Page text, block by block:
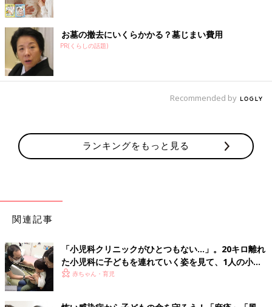
か、はたまた洗剤がいけないのか」…などいろいろ悩んでしまい
ました。
そんなときに尊敬する大先輩の小児科医に言われた言葉が忘れら
れません。
「頑張ったら頑張っただけ報われると思って過ごしてきた人は、
頑張ってしまう。ただ、子育てって思い通りにならないことが多
お母さんが多くいる。そのお母さんたちを支えるのが、子育ての
サポートの上でとても大切です」
た。
妹、ファミリーサポートの方、保健師さんに相談にのってもら
い、育児を乗りきってきました。
そして、今は子育て歴12年目を迎え、3人の母となり、思い通り
にならない育児、それぞれの子どものペースで成長する姿を楽し
めるようにもなってきました。
お墓の撤去にいくらかかる？墓じまい費用
PR(くらしの話題)
Recommended by
ランキングをもっと見る
関連記事
「小児科クリニックがひとつもない…」。20キロ離れ
た小児科に子どもを連れていく姿を見て、1人の小児
科医の決意
赤ちゃん・育児